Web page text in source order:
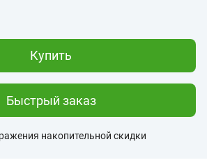
Купить
Быстрый заказ
накопительной скидки